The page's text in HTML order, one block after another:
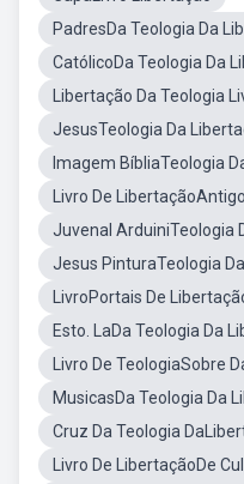
PadresDa Teologia Da
CatólicoDa Teologia Da
Libertação Da Teologia
JesusTeologia Da
Imagem BíbliaTeologia
Livro De LibertaçãoAntigo
Juvenal ArduiniTeologia
Jesus PinturaTeologia
LivroPortais De
Esto. LaDa Teologia Da
Livro De TeologiaSobre
MusicasDa Teologia Da
Cruz Da Teologia
Livro De LibertaçãoDe